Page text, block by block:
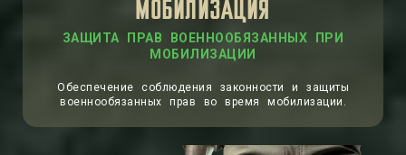
МОБИЛИЗАЦИЯ
ЗАЩИТА ПРАВ ВОЕННООБЯЗАННЫХ ПРИ
МОБИЛИЗАЦИИ
Обеспечение соблюдения законности и защиты
военнообязанных прав во время мобилизации.